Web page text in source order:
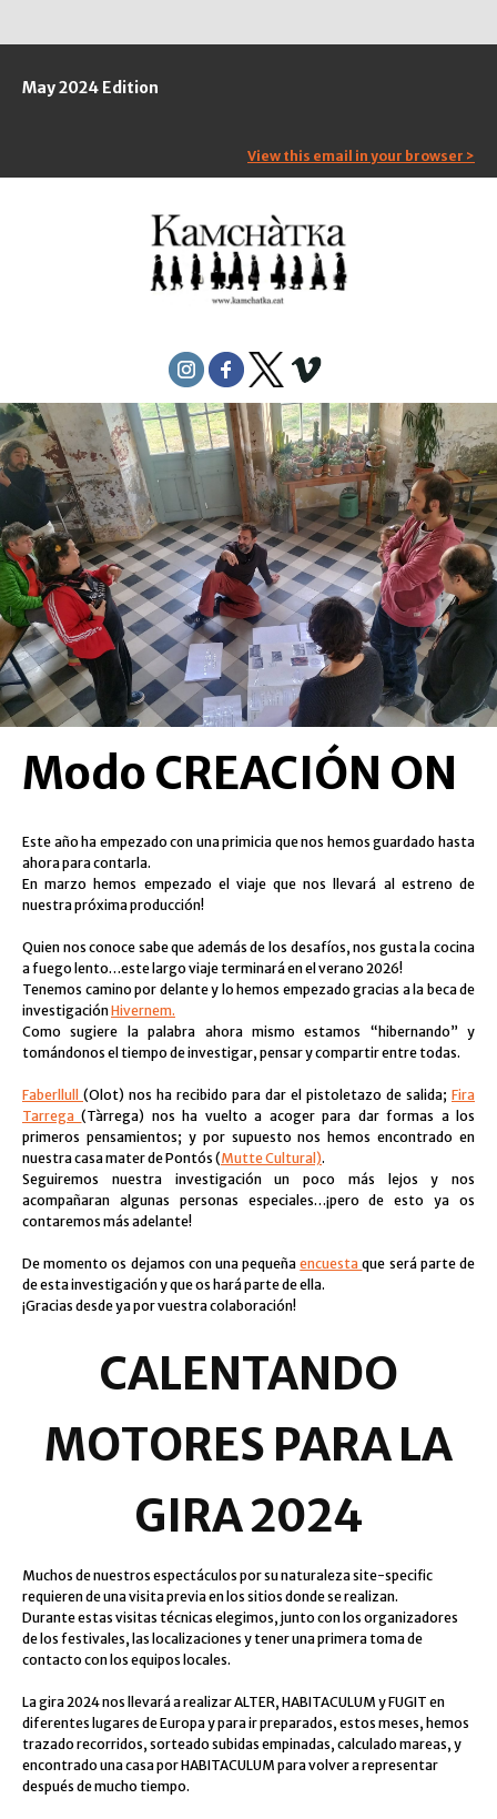
May 2024 Edition
View this email in your browser >
Modo CREACIÓN ON
Este año ha empezado con una primicia que nos hemos guardado hasta
ahora para contarla.
En marzo hemos empezado el viaje que nos llevará al estreno de
nuestra próxima producción!
Quien nos conoce sabe que además de los desafíos, nos gusta la cocina
a fuego lento…este largo viaje terminará en el verano 2026!
Tenemos camino por delante y lo hemos empezado gracias a la beca de
investigaciónHivernem.
Como sugiere la palabra ahora mismo estamos “hibernando” y
tomándonos el tiempo de investigar, pensar y compartir entre todas.
Faberllull (Olot) nos ha recibido para dar el pistoletazo de salida; Fira
Tarrega(Tàrrega) nos ha vuelto a acoger para dar formas a los
primeros pensamientos; y por supuesto nos hemos encontrado en
nuestracasa materde Pontós (Mutte Cultural).
Seguiremos nuestra investigación un poco más lejos y nos
acompañaran algunas personas especiales…¡pero de esto ya os
contaremos más adelante!
De momento os dejamos con una pequeñaencuestaque será parte de
de esta investigación y que os hará parte de ella.
¡Gracias desde ya por vuestra colaboración!
CALENTANDO
MOTORES PARA LA
GIRA 2024
Muchos de nuestros espectáculos por su naturalezasite-specific
requieren de una visita previa en los sitios donde se realizan.
Durante estas visitas técnicas elegimos, junto con los organizadores
de los festivales, las localizaciones y tener una primera toma de
contacto con los equipos locales.
La gira 2024 nos llevará a realizar ALTER, HABITACULUM y FUGIT en
diferentes lugares de Europa y para ir preparados, estos meses, hemos
trazado recorridos, sorteado subidas empinadas, calculado mareas, y
encontrado una casa por HABITACULUM para volver a representar
después de mucho tiempo.